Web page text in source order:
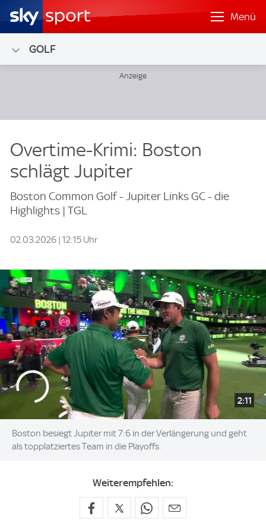
Menü
GOLF
Overtime-Krimi: Boston
schlägt Jupiter
Boston Common Golf - Jupiter Links GC - die
Highlights | TGL
02.03.2026 | 12:15 Uhr
2:11
Boston besiegt Jupiter mit 7:6 in der Verlängerung und geht
als topplatziertes Team in die Playoffs.
Weiterempfehlen: